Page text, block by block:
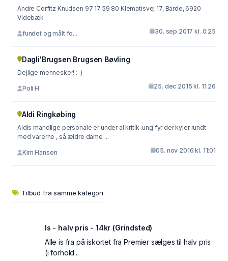
Andre Corfitz Knudsen 97 17 59 80 Klematisvej 17, Barde, 6920
Videbæk
fundet og målt fo... 30. sep 2017 kl. 0:25
Dagli'Brugsen Brugsen Bøvling
Dejlige mennesker! :-)
Poli H 25. dec 2015 kl. 11:26
Aldi Ringkøbing
Aldis mandlige personale er under al kritik .ung fyr der kyler rundt
med varerne , så ældre dame ...
Kim Hansen 05. nov 2016 kl. 11:01
Tilbud fra samme kategori
Is - halv pris - 14kr (Grindsted)
Alle is fra på iskortet fra Premier sælges til halv pris
(i forhold...